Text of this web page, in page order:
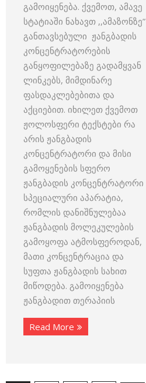
გამოიყენება. ქვემოთ, ამავე
სტატიაში ნახავთ ,,ამაზონზე”
განთავსებული ჟანგბადის
კონცენტრატორების
განყოფილებაზე გადამყვან
ლინკებს, მიმდინარე
ფასდაკლებებითა და
აქციებით. იხილეთ ქვემოთ
ჟოლოსფერი ტექსტები რა
არის ჟანგბადის
კონცენტრატორი და მისი
გამოყენების სფერო
ჟანგბადის კონცენტრატორი
სპეციალური აპარატია,
რომლის დანიშნულებაა
ჟანგბადის მოლეკულების
გამოყოფა ატმოსფეროდან,
მათი კონცენტრაცია და
სუფთა ჟანგბადის სახით
მიწოდება. გამოიყენება
ჟანგბადით თერაპიის
Read More